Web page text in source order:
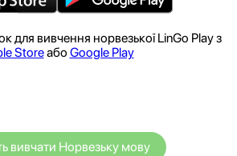
для вивчення норвезької LinGo Play з
Storeабо Google Play
вивчати Норвезьку мову